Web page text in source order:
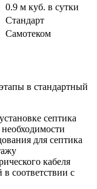
0.9 м куб. в сутки
Стандарт
Самотеком
в стандартный
септика
для септика
кабеля
соответствии с